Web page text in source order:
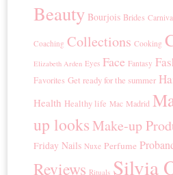
Beauty Bourjois Brides
Coaching Collections Cooking
Elizabeth Arden Eyes Face Fantasy
Favorites Get ready for the summer
Health Healthy life Mac Madrid
up looksMake-up
Friday Nails Nuxe Perfume
Reviews Rituals Silvia